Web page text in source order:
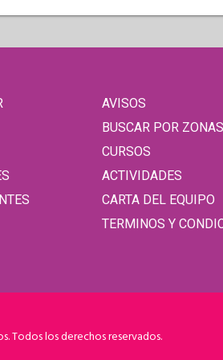
AVISOS
BUSCAR POR ZONAS
CURSOS
ACTIVIDADES
CARTA DEL EQUIPO
TERMINOS Y
Todos los derechos reservados.